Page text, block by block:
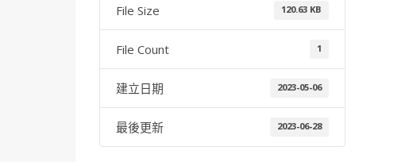
File Size 120.63 KB
File Count 1
建立日期 2023-05-06
最後更新 2023-06-28